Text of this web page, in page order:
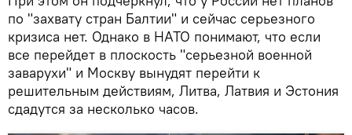
по "захвату стран Балтии" и сейчас серьезного
кризиса нет. Однако в НАТО понимают, что если
все перейдет в плоскость "серьезной военной
заварухи" и Москву вынудят перейти к
решительным действиям, Литва, Латвия и Эстония
сдадутся за несколько часов.